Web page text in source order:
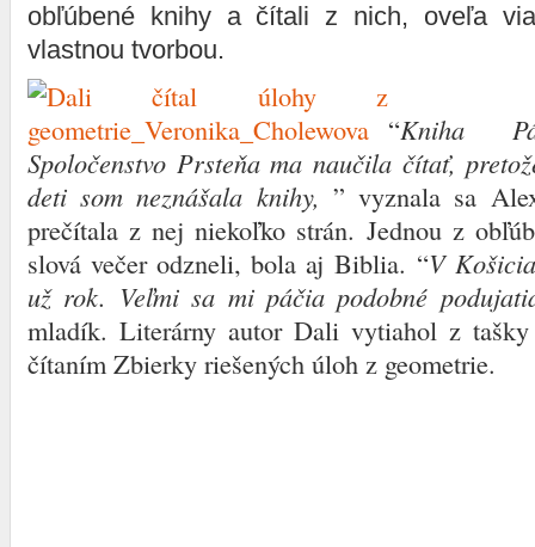
obľúbené knihy a čítali z nich, oveľa
vlastnou tvorbou.
“Kniha
Spoločenstvo Prsteňa ma naučila čítať,
deti som neznášala knihy, ” vyznala sa
prečítala z nej niekoľko strán. Jednou z
slová večer odzneli, bola aj Biblia. “V
už rok. Veľmi sa mi páčia podobné
mladík. Literárny autor Dali vytiahol z
čítaním Zbierky riešených úloh z geometrie.